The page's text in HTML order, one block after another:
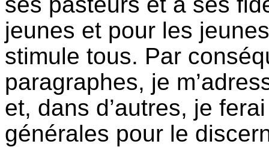
jeunes et pour les
stimule tous. Par
paragraphes, je
et, dans d’autres, je
générales pour le